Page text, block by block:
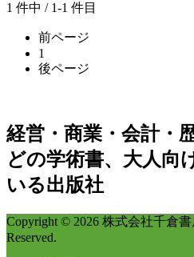
1 件中 / 1-1 件目
前ページ
1
後ページ
経営・商業・会計・
どの学術書、大人向
いる出版社
Copyright © 2026 株式会社千倉
Reserved.